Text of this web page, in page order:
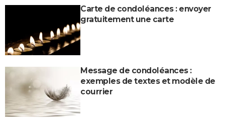
Carte de condoléances : envoyer
gratuitement une carte
Message de condoléances :
exemples de textes et modèle de
courrier